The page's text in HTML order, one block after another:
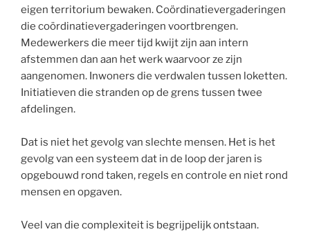
eigen territorium bewaken. Coördinatievergaderingen
die coördinatievergaderingen voortbrengen.
Medewerkers die meer tijd kwijt zijn aan intern
afstemmen dan aan het werk waarvoor ze zijn
aangenomen. Inwoners die verdwalen tussen loketten.
Initiatieven die stranden op de grens tussen twee
afdelingen.
Dat is niet het gevolg van slechte mensen. Het is het
gevolg van een systeem dat in de loop der jaren is
opgebouwd rond taken, regels en controle en niet rond
mensen en opgaven.
Veel van die complexiteit is begrijpelijk ontstaan.